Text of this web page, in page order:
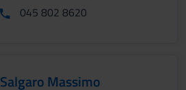
045 802 8620
Salgaro Massimo